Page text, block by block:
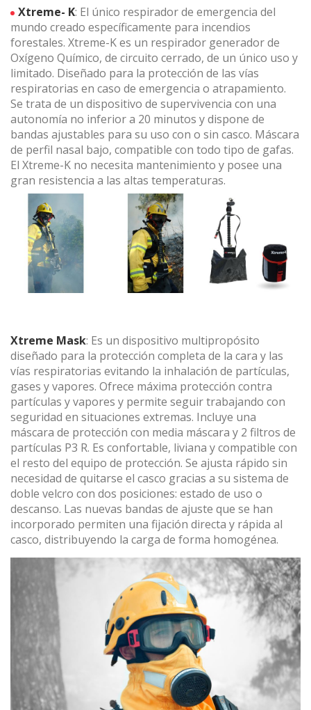
Xtreme- K: El único respirador de emergencia del
mundo creado específicamente para incendios
forestales. Xtreme-K es un respirador generador de
Oxígeno Químico, de circuito cerrado, de un único uso y
limitado. Diseñado para la protección de las vías
respiratorias en caso de emergencia o atrapamiento.
Se trata de un dispositivo de supervivencia con una
autonomía no inferior a 20 minutos y dispone de
bandas ajustables para su uso con o sin casco. Máscara
de perfil nasal bajo, compatible con todo tipo de gafas.
El Xtreme-K no necesita mantenimiento y posee una
gran resistencia a las altas temperaturas.
Xtreme Mask: Es un dispositivo multipropósito
diseñado para la protección completa de la cara y las
vías respiratorias evitando la inhalación de partículas,
gases y vapores. Ofrece máxima protección contra
partículas y vapores y permite seguir trabajando con
seguridad en situaciones extremas. Incluye una
máscara de protección con media máscara y 2 filtros de
partículas P3 R. Es confortable, liviana y compatible con
el resto del equipo de protección. Se ajusta rápido sin
necesidad de quitarse el casco gracias a su sistema de
doble velcro con dos posiciones: estado de uso o
descanso. Las nuevas bandas de ajuste que se han
incorporado permiten una fijación directa y rápida al
casco, distribuyendo la carga de forma homogénea.